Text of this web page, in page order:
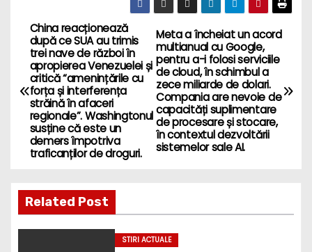
P
o
s
n
v
Meta a încheiat un acord
multianual cu Google,
pentru a-i folosi serviciile
de cloud, în schimbul a
zece miliarde de dolari.
Compania are nevoie de
capacități suplimentare
de procesare și stocare,
în contextul dezvoltării
sistemelor sale AI.
China reacționează
după ce SUA au trimis
trei nave de război în
apropierea Venezuelei și
critică “amenințările cu
forța și interferența
străină în afaceri
regionale”. Washingtonul
susține că este un
demers împotriva
traficanților de droguri.
Related Post
STIRI ACTUALE